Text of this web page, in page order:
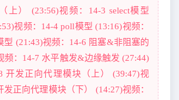
上） (23:56)视频：14-3 select模型
视频：14-4 poll模型 (13:16)视频：
型 (21:43)视频：14-6 阻塞&非阻塞的
频：14-7 水平触发&边缘触发 (27:44)
开发正向代理模块（上） (39:47)视
发正向代理模块（下） (14:27)视频：